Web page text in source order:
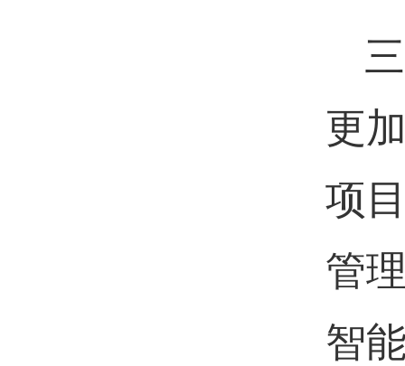
更
项
管
智